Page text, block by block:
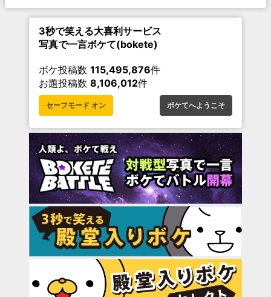
3秒で笑える大喜利サービス
写真で一言ボケて(bokete)
ボケ投稿数 115,495,876件
お題投稿数 8,106,012件
セーフモード オン ボケてへようこそ